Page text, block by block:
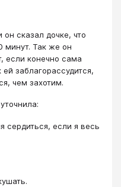
сказал дочке, что
минут. Так же он
если конечно сама
заблагорассудится,
чем захотим.
если я весь